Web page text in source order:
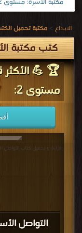
الابداع > مكتبة تحميل
كتب مكتبة
🏆 💪 الأكثر
مستوى 2:
التواصل
قراءة و تحميل كتاب